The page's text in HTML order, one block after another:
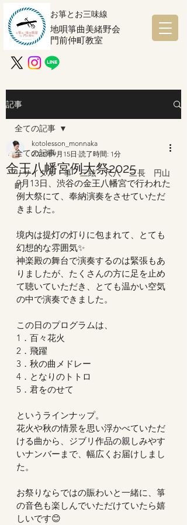
お箏とお三味線
地唄箏曲美緒野会
門前仲町教室
記事
全ての記事
リサイタル 箏 三絃 尺八 三長 円山
町
全ての記事
金王八幡宮例大祭2025
kotolesson_monnaka
2025年9月15日 読了時間: 1分
9月13日、渋谷の金王八幡宮で行われた
例大祭にて、奉納演奏をさせていただ
きました。
境内は提灯の灯りに包まれて、とても
幻想的な雰囲気✨
神楽殿の舞台で演奏するのは緊張もあ
りましたが、たくさんの方に足を止め
て聴いていただき、とても温かい空気
の中で演奏できました。
この日のプログラムは、
1．百々花火
2．飛躍
3．秋の曲メドレー
4．となりのトトロ
5．君をのせて
というラインナップ。
花火や秋の情景を思い浮かべていただ
ける曲から、ジブリ作品の親しみやす
いナンバーまで、幅広くお届けしまし
た。
お祭りならではの賑わいと一緒に、箏
の音色も楽しんでいただけていたら嬉
しいです😊